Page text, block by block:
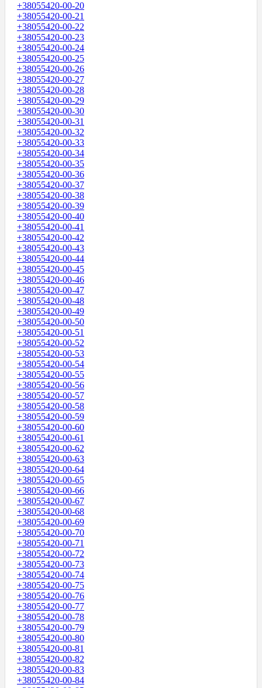
+38055420-00-20
+38055420-00-21
+38055420-00-22
+38055420-00-23
+38055420-00-24
+38055420-00-25
+38055420-00-26
+38055420-00-27
+38055420-00-28
+38055420-00-29
+38055420-00-30
+38055420-00-31
+38055420-00-32
+38055420-00-33
+38055420-00-34
+38055420-00-35
+38055420-00-36
+38055420-00-37
+38055420-00-38
+38055420-00-39
+38055420-00-40
+38055420-00-41
+38055420-00-42
+38055420-00-43
+38055420-00-44
+38055420-00-45
+38055420-00-46
+38055420-00-47
+38055420-00-48
+38055420-00-49
+38055420-00-50
+38055420-00-51
+38055420-00-52
+38055420-00-53
+38055420-00-54
+38055420-00-55
+38055420-00-56
+38055420-00-57
+38055420-00-58
+38055420-00-59
+38055420-00-60
+38055420-00-61
+38055420-00-62
+38055420-00-63
+38055420-00-64
+38055420-00-65
+38055420-00-66
+38055420-00-67
+38055420-00-68
+38055420-00-69
+38055420-00-70
+38055420-00-71
+38055420-00-72
+38055420-00-73
+38055420-00-74
+38055420-00-75
+38055420-00-76
+38055420-00-77
+38055420-00-78
+38055420-00-79
+38055420-00-80
+38055420-00-81
+38055420-00-82
+38055420-00-83
+38055420-00-84